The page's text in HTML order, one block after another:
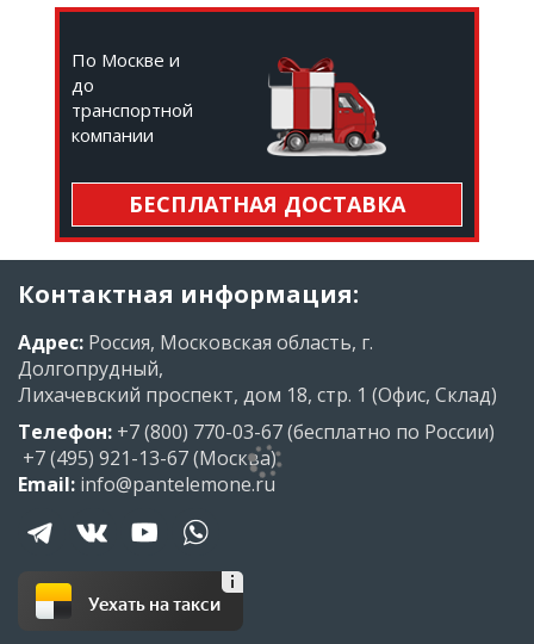
По Москве и
до
транспортной
компании
БЕСПЛАТНАЯ ДОСТАВКА
Контактная информация:
Адрес: Россия, Московская область, г.
Долгопрудный,
Лихачевский проспект, дом 18, стр. 1 (Офис, Склад)
Телефон: +7 (800) 770-03-67(бесплатно по России)
+7 (495) 921-13-67(Москва)
Email: info@pantelemone.ru
Уехать на такси